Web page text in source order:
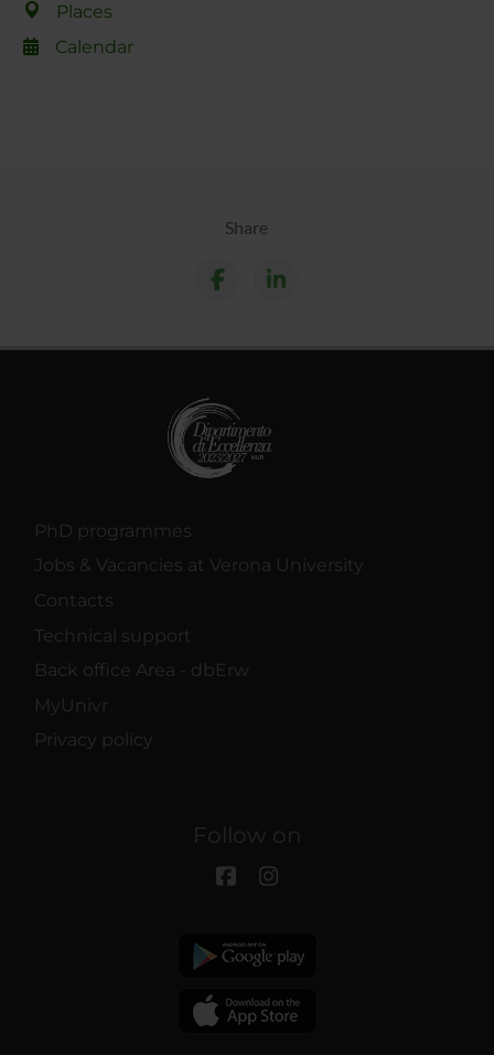
Places
Calendar
Share
PhD programmes
Jobs & Vacancies at Verona University
Contacts
Technical support
Back office Area - dbErw
MyUnivr
Privacy policy
Follow on